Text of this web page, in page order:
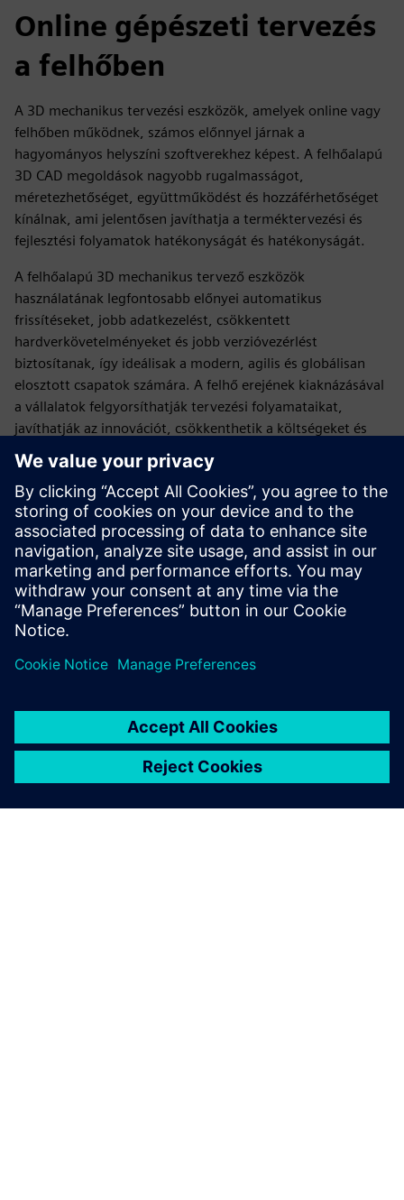
Online gépészeti tervezés
a felhőben
A 3D mechanikus tervezési eszközök, amelyek online vagy
felhőben működnek, számos előnnyel járnak a
hagyományos helyszíni szoftverekhez képest. A felhőalapú
3D CAD megoldások nagyobb rugalmasságot,
méretezhetőséget, együttműködést és hozzáférhetőséget
kínálnak, ami jelentősen javíthatja a terméktervezési és
fejlesztési folyamatok hatékonyságát és hatékonyságát.
A felhőalapú 3D mechanikus tervező eszközök
használatának legfontosabb előnyei automatikus
frissítéseket, jobb adatkezelést, csökkentett
hardverkövetelményeket és jobb verzióvezérlést
biztosítanak, így ideálisak a modern, agilis és globálisan
elosztott csapatok számára. A felhő erejének kiaknázásával
a vállalatok felgyorsíthatják tervezési folyamataikat,
javíthatják az innovációt, csökkenthetik a költségeket és
versenyképesek maradhatnak egy egyre digitálisabb és
összekapcsoltabb világban.
Tervezési központ Xtovábbra is egy asztali alkalmazás
(streaming lehetőségekkel), amely ugyanazokkal a
Designcenter képességeivel rendelkezik, de az összes
licencelést, telepítést, biztonsági mentést és frissítést a
Siemens kezeli.